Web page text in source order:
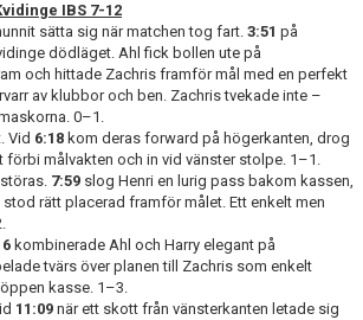
IBS 7-12
sätta sig när matchen tog fart. 3:51 på
dödläget. Ahl fick bollen ute på
och hittade Zachris framför mål med en perfekt
av klubbor och ben. Zachris tvekade inte –
0–1.
Vid 6:18 kom deras forward på högerkanten, drog
målvakten och in vid vänster stolpe. 1–1.
7:59 slog Henri en lurig pass bakom kassen,
rätt placerad framför målet. Ett enkelt men
kombinerade Ahl och Harry elegant på
tvärs över planen till Zachris som enkelt
kasse. 1–3.
11:09 när ett skott från vänsterkanten letade sig